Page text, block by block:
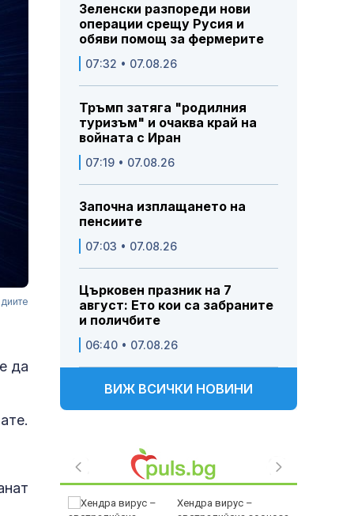
да
Зеленски разпореди нови
операции срещу Русия и
обяви помощ за фермерите
07:32 • 07.08.26
Тръмп затяга "родилния
туризъм" и очаква край на
войната с Иран
07:19 • 07.08.26
Започна изплащането на
пенсиите
07:03 • 07.08.26
Църковен празник на 7
август: Ето кои са забраните
и поличбите
06:40 • 07.08.26
ВИЖ ВСИЧКИ НОВИНИ
Хендра вирус –